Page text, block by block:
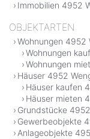
Immobilien 4952
OBJEKTARTEN
Wohnungen 4952
Wohnungen
Wohnungen
Häuser 4952
Häuser kaufen
Häuser mieten
Grundstücke
Gewerbeobjekte
Anlageobjekte